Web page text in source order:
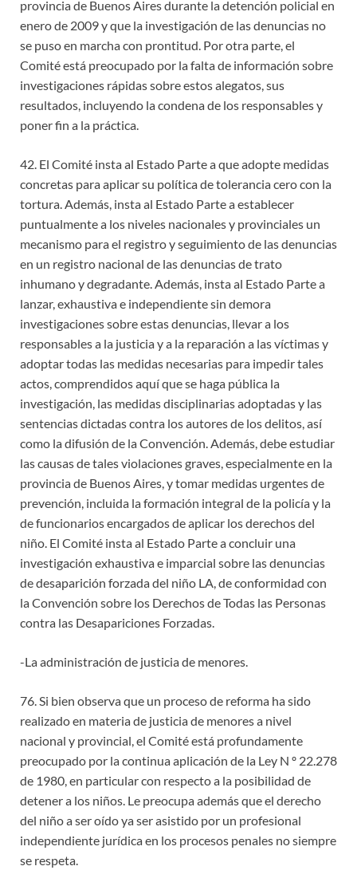
provincia de Buenos Aires durante la detención policial en
enero de 2009 y que la investigación de las denuncias no
se puso en marcha con prontitud. Por otra parte, el
Comité está preocupado por la falta de información sobre
investigaciones rápidas sobre estos alegatos, sus
resultados, incluyendo la condena de los responsables y
poner fin a la práctica.
42. El Comité insta al Estado Parte a que adopte medidas
concretas para aplicar su política de tolerancia cero con la
tortura. Además, insta al Estado Parte a establecer
puntualmente a los niveles nacionales y provinciales un
mecanismo para el registro y seguimiento de las denuncias
en un registro nacional de las denuncias de trato
inhumano y degradante. Además, insta al Estado Parte a
lanzar, exhaustiva e independiente sin demora
investigaciones sobre estas denuncias, llevar a los
responsables a la justicia y a la reparación a las víctimas y
adoptar todas las medidas necesarias para impedir tales
actos, comprendidos aquí que se haga pública la
investigación, las medidas disciplinarias adoptadas y las
sentencias dictadas contra los autores de los delitos, así
como la difusión de la Convención. Además, debe estudiar
las causas de tales violaciones graves, especialmente en la
provincia de Buenos Aires, y tomar medidas urgentes de
prevención, incluida la formación integral de la policía y la
de funcionarios encargados de aplicar los derechos del
niño. El Comité insta al Estado Parte a concluir una
investigación exhaustiva e imparcial sobre las denuncias
de desaparición forzada del niño LA, de conformidad con
la Convención sobre los Derechos de Todas las Personas
contra las Desapariciones Forzadas.
-La administración de justicia de menores.
76. Si bien observa que un proceso de reforma ha sido
realizado en materia de justicia de menores a nivel
nacional y provincial, el Comité está profundamente
preocupado por la continua aplicación de la Ley N º 22.278
de 1980, en particular con respecto a la posibilidad de
detener a los niños. Le preocupa además que el derecho
del niño a ser oído ya ser asistido por un profesional
independiente jurídica en los procesos penales no siempre
se respeta.